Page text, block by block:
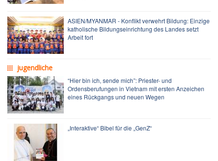
ASIEN/MYANMAR - Konflikt verwehrt Bildung: Einzige
katholische Bildungseinrichtung des Landes setzt
Arbeit fort
jugendliche
“Hier bin ich, sende mich”: Priester- und
Ordensberufungen in Vietnam mit ersten Anzeichen
eines Rückgangs und neuen Wegen
„Interaktive“ Bibel für die „GenZ“